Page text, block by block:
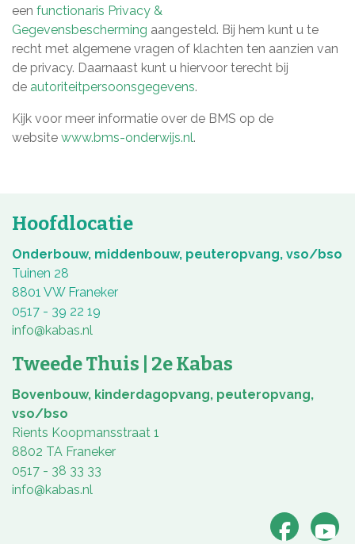
een functionaris Privacy &
Gegevensbescherming aangesteld. Bij hem kunt u te
recht met algemene vragen of klachten ten aanzien van
de privacy. Daarnaast kunt u hiervoor terecht bij
de autoriteitpersoonsgegevens.
Kijk voor meer informatie over de BMS op de
website www.bms-onderwijs.nl.
Hoofdlocatie
Onderbouw, middenbouw, peuteropvang, vso/bso
Tuinen 28
8801 VW Franeker
0517 - 39 22 19
info@kabas.nl
Tweede Thuis | 2e Kabas
Bovenbouw, kinderdagopvang, peuteropvang,
vso/bso
Rients Koopmansstraat 1
8802 TA Franeker
0517 - 38 33 33
info@kabas.nl